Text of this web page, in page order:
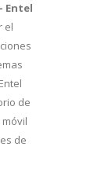
Entel
el
de
de